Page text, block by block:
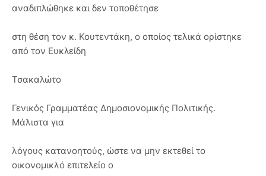
αναδιπλώθηκε και δεν τοποθέτησε
στη θέση τον κ. Κουτεντάκη, ο οποίος τελικά ορίστηκε
από τον Ευκλείδη
Τσακαλώτο
Γενικός Γραμματέας Δημοσιονομικής Πολιτικής.
Μάλιστα για
λόγους κατανοητούς, ώστε να μην εκτεθεί το
οικονομικλό επιτελείο ο